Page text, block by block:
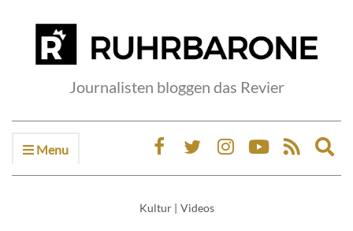
Journalisten bloggen das Revier
Menu
Kultur | Videos